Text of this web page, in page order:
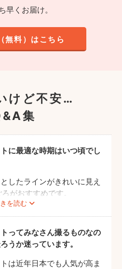
早くお届け。
無料）はこちら
けど不安…
集
に最適な時期はいつ頃でし
を読む
したラインがきれいに見え
がおすすめです。
定日よりも早く誕生するこ
、臨月までの撮影をご検討
います。
ってみなさん撮るものなの
うか迷っています。
は近年日本でも人気が高ま